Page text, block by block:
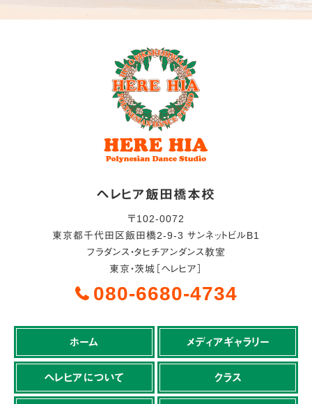
ヘレヒア飯田橋本校
〒102-0072
東京都千代田区飯田橋2-9-3 サンネットビルB1
フラダンス・タヒチアンダンス教室
東京・茨城［ヘレヒア］
080-6680-4734
ホーム メディアギャラリー
ヘレヒアについて クラス